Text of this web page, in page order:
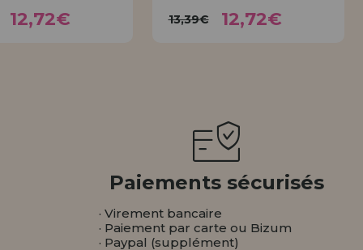
12,72€ 13,39€ 12,72€
Paiements sécurisés
· Virement bancaire
· Paiement par carte ou Bizum
· Paypal (supplément)